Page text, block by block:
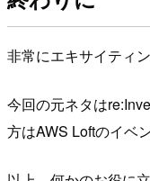
非常にエキサイティ
今回の元ネタは
方はAWS Loftのイベ